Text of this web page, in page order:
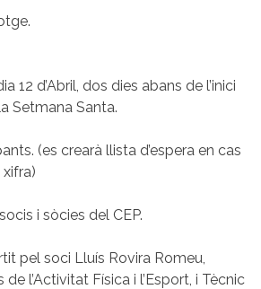
12 d’Abril, dos dies abans de l’inici
Setmana Santa.
(es crearà llista d’espera en cas
i sòcies del CEP.
pel soci Lluís Rovira Romeu,
l’Activitat Física i l’Esport, i Tècnic